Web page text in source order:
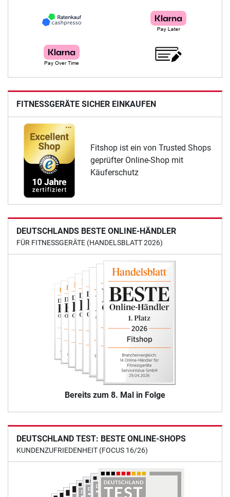
FITNESSGERÄTE SICHER EINKAUFEN
Fitshop ist ein von Trusted Shops
geprüfter Online-Shop mit
Käuferschutz
DEUTSCHLANDS BESTE ONLINE-HÄNDLER
FÜR FITNESSGERÄTE (HANDELSBLATT 2026)
Bereits zum 8. Mal in Folge
DEUTSCHLAND TEST: BESTE ONLINE-SHOPS
KUNDENZUFRIEDENHEIT (FOCUS 16/26)